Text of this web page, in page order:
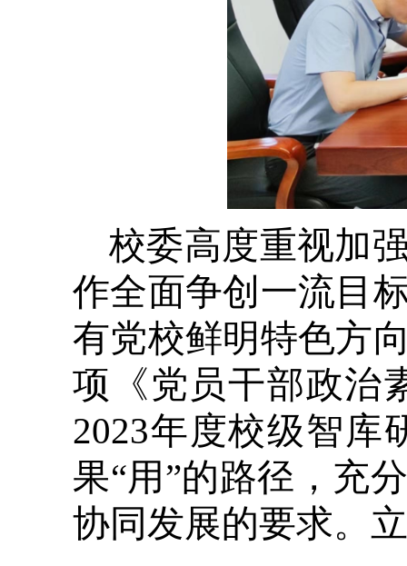
校委高度重视加
作全面争创一流目
有党校鲜明特色方
项《党员干部政治
2023年度校级智库
果“用”的路径，充
协同发展的要求。